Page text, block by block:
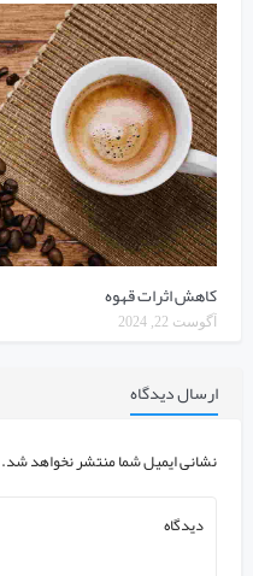
کاهش اثرات قهوه
آگوست 22, 2024
ارسال دیدگاه
نشانی ایمیل شما منتشر نخواهد شد.